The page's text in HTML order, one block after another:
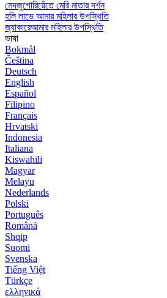
মেদজুগোরিয়েঁতে মেরি মাতার দর্শন
হলি লাভে আমার মহিলার উপস্থিতি
জ্যাকারেআমার মহিলার উপস্থিতি
ভাষা
Bokmål
Čeština
Deutsch
English
Español
Filipino
Français
Hrvatski
Indonesia
Italiana
Kiswahili
Magyar
Melayu
Nederlands
Polski
Português
Română
Shqip
Suomi
Svenska
Tiếng Việt
Türkçe
ελληνικά